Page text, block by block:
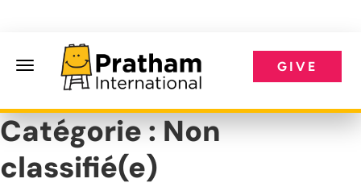
Pratham International
GIVE
Catégorie :Non
classifié(e)